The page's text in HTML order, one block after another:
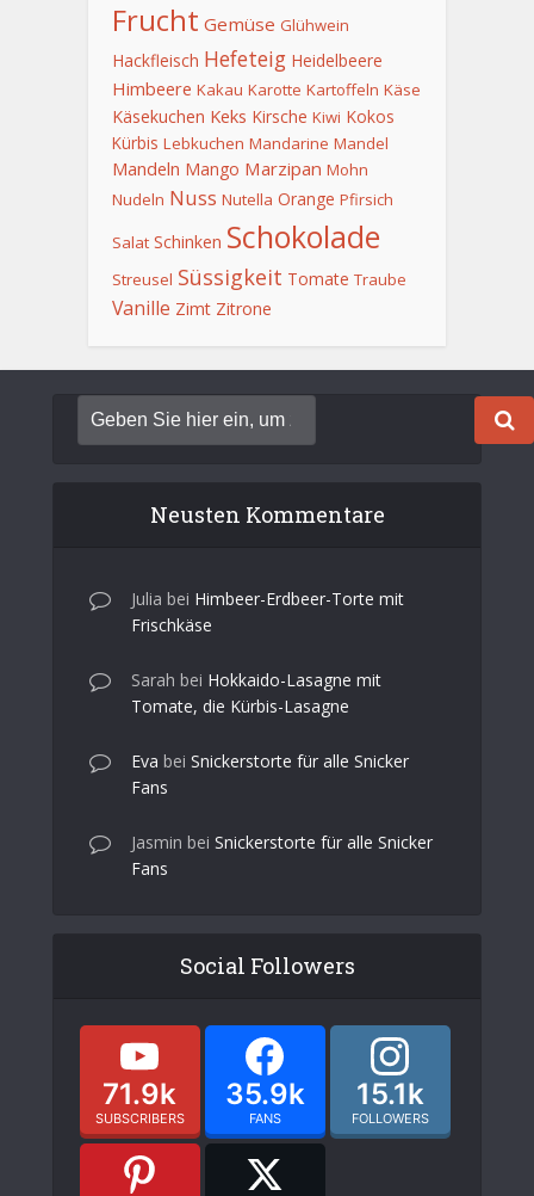
Frucht Gemüse Glühwein
Hackfleisch Hefeteig Heidelbeere
Himbeere Kakau Karotte Kartoffeln Käse
Käsekuchen Keks Kirsche Kiwi Kokos
Kürbis Lebkuchen Mandarine Mandel
Mandeln Mango Marzipan Mohn
Nudeln Nuss Nutella Orange Pfirsich
Salat Schinken Schokolade
Streusel Süssigkeit Tomate Traube
Vanille Zimt Zitrone
Neusten Kommentare
Julia bei Himbeer-Erdbeer-Torte mit
Frischkäse
Sarah bei Hokkaido-Lasagne mit
Tomate, die Kürbis-Lasagne
Eva bei Snickerstorte für alle Snicker
Fans
Jasmin bei Snickerstorte für alle Snicker
Fans
Social Followers
71.9k
SUBSCRIBERS
35.9k
FANS
15.1k
FOLLOWERS